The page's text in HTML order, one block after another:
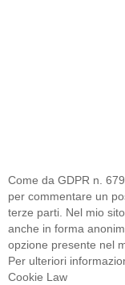
Come da GDPR n.
per commentare un
terze parti. Nel mio
anche in forma
opzione presente nel
Per ulteriori
Cookie Law